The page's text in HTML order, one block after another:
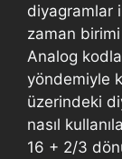
diyagramlar
zaman birimi
Analog
yöndemiyle
üzerindeki
nasıl
16 + 2/3